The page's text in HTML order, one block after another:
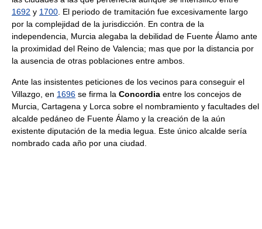
1692 y 1700. El periodo de tramitación fue excesivamente largo
por la complejidad de la jurisdicción. En contra de la
independencia, Murcia alegaba la debilidad de Fuente Álamo ante
la proximidad del Reino de Valencia; mas que por la distancia por
la ausencia de otras poblaciones entre ambos.
Ante las insistentes peticiones de los vecinos para conseguir el
Villazgo, en 1696 se firma la Concordia entre los concejos de
Murcia, Cartagena y Lorca sobre el nombramiento y facultades del
alcalde pedáneo de Fuente Álamo y la creación de la aún
existente diputación de la media legua. Este único alcalde sería
nombrado cada año por una ciudad.